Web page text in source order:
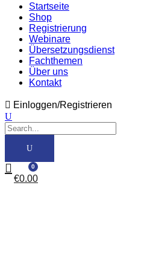
Startseite
Shop
Registrierung
Webinare
Übersetzungsdienst
Fachthemen
Über uns
Kontakt
Einloggen/Registrieren
0
€0.00